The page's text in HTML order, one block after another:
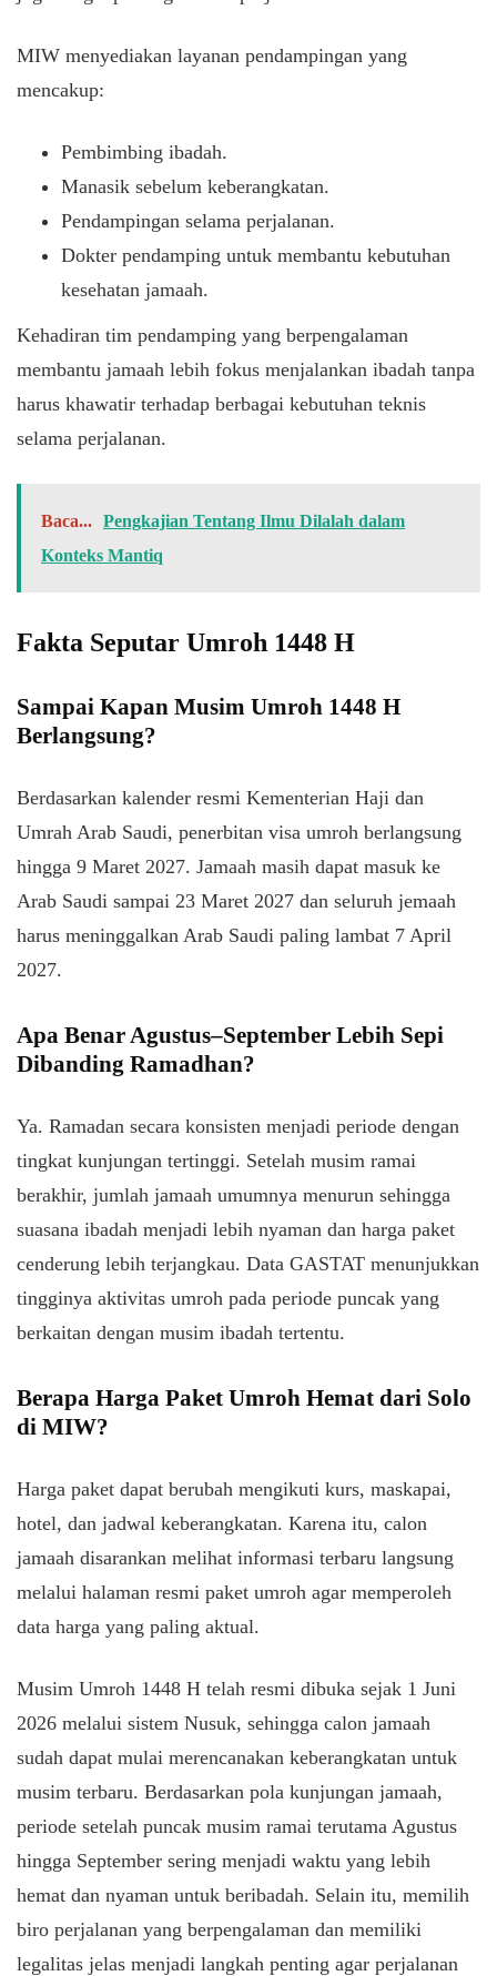
MIW menyediakan layanan pendampingan yang
mencakup:
Pembimbing ibadah.
Manasik sebelum keberangkatan.
Pendampingan selama perjalanan.
Dokter pendamping untuk membantu kebutuhan
kesehatan jamaah.
Kehadiran tim pendamping yang berpengalaman
membantu jamaah lebih fokus menjalankan ibadah tanpa
harus khawatir terhadap berbagai kebutuhan teknis
selama perjalanan.
Baca... Pengkajian Tentang Ilmu Dilalah dalam
Konteks Mantiq
Fakta Seputar Umroh 1448 H
Sampai Kapan Musim Umroh 1448 H
Berlangsung?
Berdasarkan kalender resmi Kementerian Haji dan
Umrah Arab Saudi, penerbitan visa umroh berlangsung
hingga 9 Maret 2027. Jamaah masih dapat masuk ke
Arab Saudi sampai 23 Maret 2027 dan seluruh jemaah
harus meninggalkan Arab Saudi paling lambat 7 April
2027.
Apa Benar Agustus–September Lebih Sepi
Dibanding Ramadhan?
Ya. Ramadan secara konsisten menjadi periode dengan
tingkat kunjungan tertinggi. Setelah musim ramai
berakhir, jumlah jamaah umumnya menurun sehingga
suasana ibadah menjadi lebih nyaman dan harga paket
cenderung lebih terjangkau. Data GASTAT menunjukkan
tingginya aktivitas umroh pada periode puncak yang
berkaitan dengan musim ibadah tertentu.
Berapa Harga Paket Umroh Hemat dari Solo
di MIW?
Harga paket dapat berubah mengikuti kurs, maskapai,
hotel, dan jadwal keberangkatan. Karena itu, calon
jamaah disarankan melihat informasi terbaru langsung
melalui halaman resmi paket umroh agar memperoleh
data harga yang paling aktual.
Musim Umroh 1448 H telah resmi dibuka sejak 1 Juni
2026 melalui sistem Nusuk, sehingga calon jamaah
sudah dapat mulai merencanakan keberangkatan untuk
musim terbaru. Berdasarkan pola kunjungan jamaah,
periode setelah puncak musim ramai terutama Agustus
hingga September sering menjadi waktu yang lebih
hemat dan nyaman untuk beribadah. Selain itu, memilih
biro perjalanan yang berpengalaman dan memiliki
legalitas jelas menjadi langkah penting agar perjalanan